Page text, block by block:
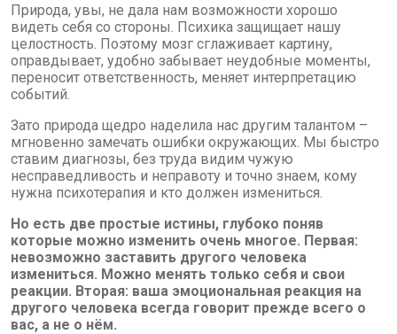
Природа, увы, не дала нам возможности хорошо
видеть себя со стороны. Психика защищает нашу
целостность. Поэтому мозг сглаживает картину,
оправдывает, удобно забывает неудобные моменты,
переносит ответственность, меняет интерпретацию
событий.
Зато природа щедро наделила нас другим талантом –
мгновенно замечать ошибки окружающих. Мы быстро
ставим диагнозы, без труда видим чужую
несправедливость и неправоту и точно знаем, кому
нужна психотерапия и кто должен измениться.
Но есть две простые истины, глубоко поняв
которые можно изменить очень многое. Первая:
невозможно заставить другого человека
измениться. Можно менять только себя и свои
реакции. Вторая: ваша эмоциональная реакция на
другого человека всегда говорит прежде всего о
вас, а не о нём.